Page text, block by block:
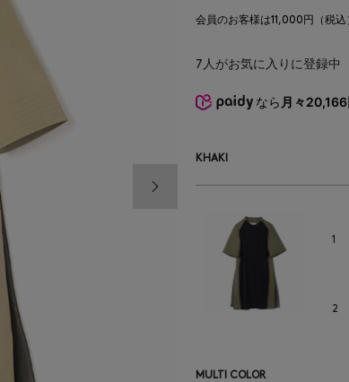
会員のお客様は11,000円（税
7人がお気に入りに登録中
なら 月々20,166
KHAKI
2
MULTI COLOR